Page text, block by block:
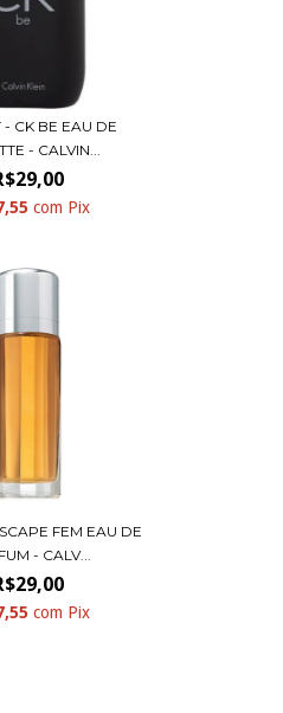
- CK BE EAU DE
- CALVIN...
com Pix
FEM EAU DE
- CALV...
com Pix